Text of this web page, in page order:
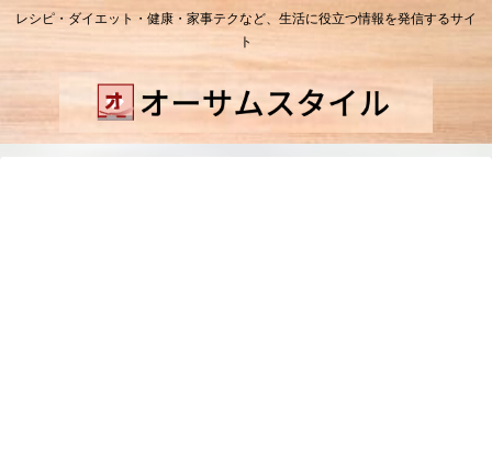
レシピ・ダイエット・健康・家事テクなど、生活に役立つ情報を発信するサイ
ト